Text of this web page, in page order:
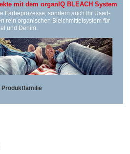
mit dem organIQ BLEACH System
Färbeprozesse, sondern auch Ihr Used-
rein organischen Bleichmittelsystem für
und Denim.
Produktfamilie